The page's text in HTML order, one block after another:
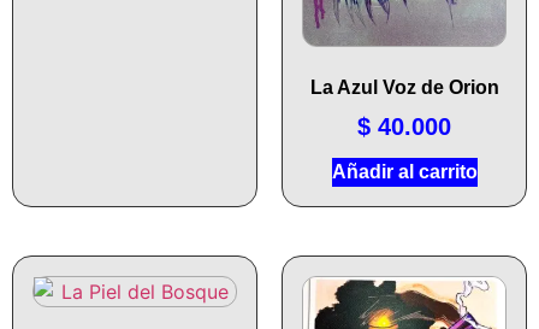
La Azul Voz de Orion
$ 40.000
Añadir al carrito